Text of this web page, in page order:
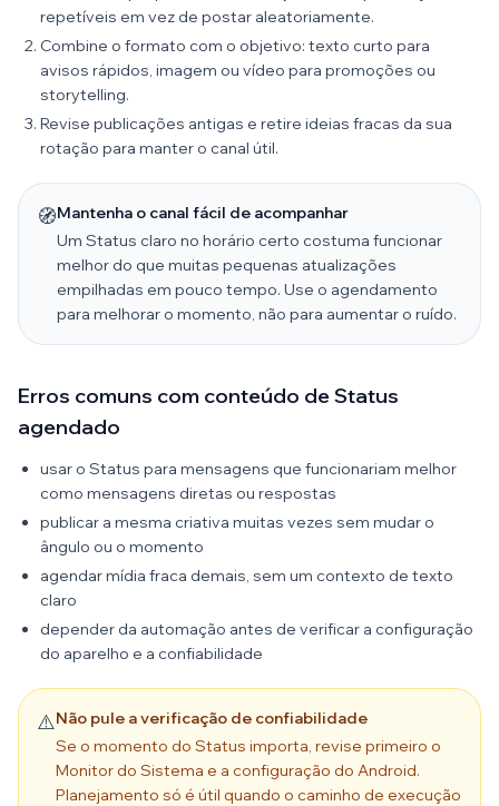
repetíveis em vez de postar aleatoriamente.
Combine o formato com o objetivo: texto curto para
avisos rápidos, imagem ou vídeo para promoções ou
storytelling.
Revise publicações antigas e retire ideias fracas da sua
rotação para manter o canal útil.
🧭Mantenha o canal fácil de acompanhar
Um Status claro no horário certo costuma funcionar
melhor do que muitas pequenas atualizações
empilhadas em pouco tempo. Use o agendamento
para melhorar o momento, não para aumentar o ruído.
Erros comuns com conteúdo de Status
agendado
usar o Status para mensagens que funcionariam melhor
como mensagens diretas ou respostas
publicar a mesma criativa muitas vezes sem mudar o
ângulo ou o momento
agendar mídia fraca demais, sem um contexto de texto
claro
depender da automação antes de verificar a configuração
do aparelho e a confiabilidade
⚠️Não pule a verificação de confiabilidade
Se o momento do Status importa, revise primeiro o
Monitor do Sistema e a configuração do Android.
Planejamento só é útil quando o caminho de execução